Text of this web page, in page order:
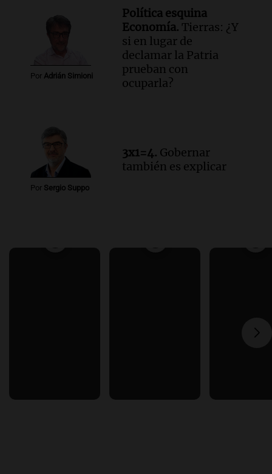
Por Adrián Simioni
Política esquina
Economía. Tierras: ¿Y
si en lugar de
declamar la Patria
prueban con
ocuparla?
Por Sergio Suppo
3x1=4. Gobernar
también es explicar